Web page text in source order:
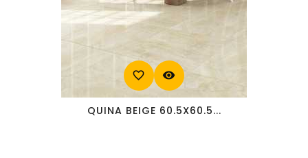
favorite_border visibility
QUINA BEIGE 60.5X60.5...